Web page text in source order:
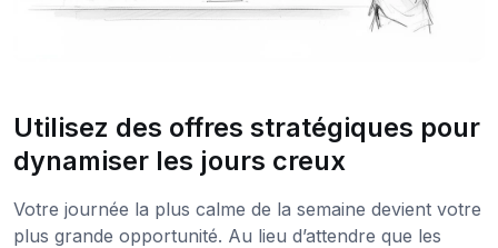
Utilisez des offres stratégiques pour
dynamiser les jours creux
Votre journée la plus calme de la semaine devient votre
plus grande opportunité. Au lieu d’attendre que les